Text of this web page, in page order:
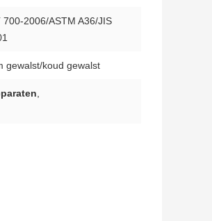
700-2006/ASTM A36/JIS
gewalst/koud gewalst
,